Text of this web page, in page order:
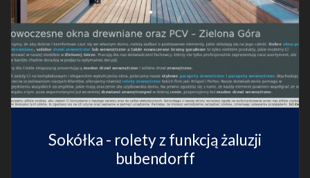
Sokółka - rolety z funkcją żaluzji
bubendorff